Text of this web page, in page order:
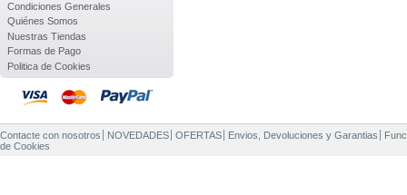
Condiciones Generales
Quiénes Somos
Nuestras Tiendas
Formas de Pago
Politica de Cookies
Contacte con nosotros NOVEDADES OFERTAS Envios, Devoluciones y Garantias
de Cookies